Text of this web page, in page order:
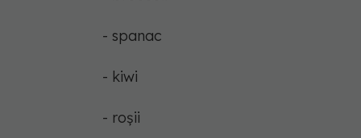
- spanac
- kiwi
- roșii